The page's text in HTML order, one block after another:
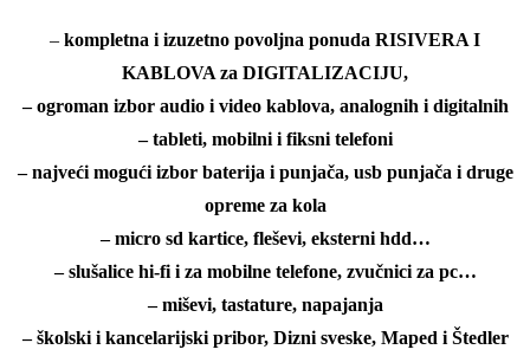
– kompletna i izuzetno povoljna ponuda RISIVERA I
KABLOVA za DIGITALIZACIJU,
– ogroman izbor audio i video kablova, analognih i digitalnih
– tableti, mobilni i fiksni telefoni
– najveći mogući izbor baterija i punjača, usb punjača i druge
opreme za kola
– micro sd kartice, fleševi, eksterni hdd…
– slušalice hi-fi i za mobilne telefone, zvučnici za pc…
– miševi, tastature, napajanja
– školski i kancelarijski pribor, Dizni sveske, Maped i Štedler